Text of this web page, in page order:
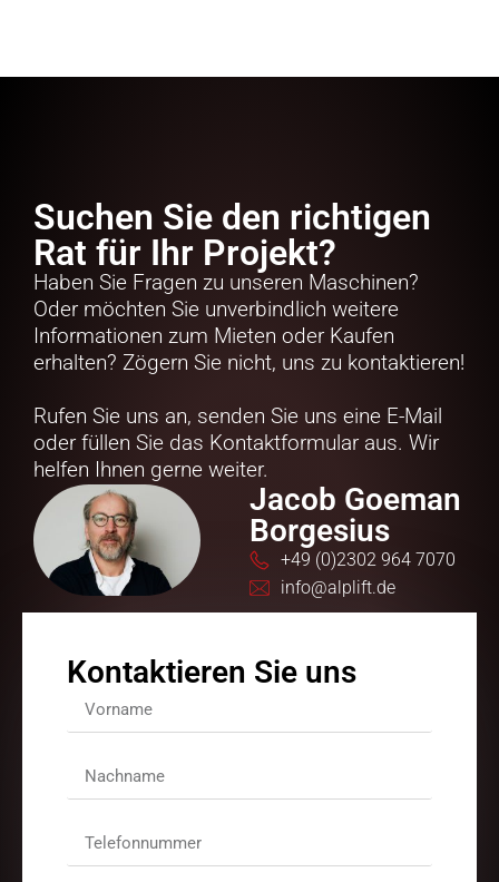
Suchen Sie den richtigen
Rat für Ihr Projekt?
Haben Sie Fragen zu unseren Maschinen?
Oder möchten Sie unverbindlich weitere
Informationen zum Mieten oder Kaufen
erhalten? Zögern Sie nicht, uns zu kontaktieren!
Rufen Sie uns an, senden Sie uns eine E-Mail
oder füllen Sie das Kontaktformular aus. Wir
helfen Ihnen gerne weiter.
Jacob Goeman
Borgesius
+49 (0)2302 964 7070
info@alplift.de
Kontaktieren Sie uns